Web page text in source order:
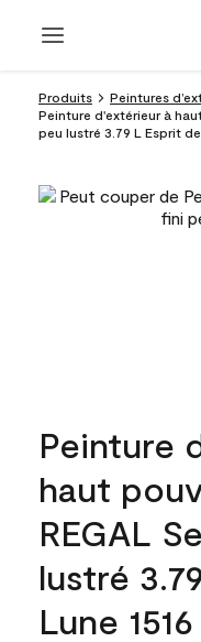
Produits
Peintures
Peinture d'extérieur à
peu lustré 3.79 L Esprit de
Peinture
haut
REGAL
lustré
Lune 1516